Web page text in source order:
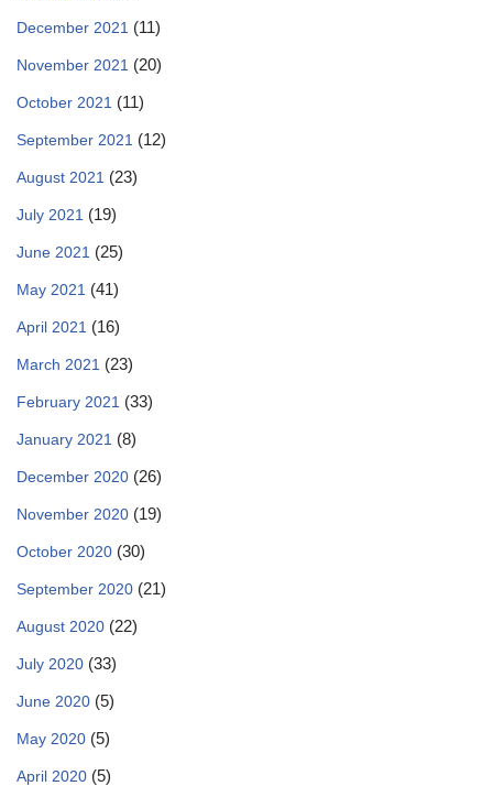
December 2021 (11)
November 2021 (20)
October 2021 (11)
September 2021 (12)
August 2021 (23)
July 2021 (19)
June 2021 (25)
May 2021 (41)
April 2021 (16)
March 2021 (23)
February 2021 (33)
January 2021 (8)
December 2020 (26)
November 2020 (19)
October 2020 (30)
September 2020 (21)
August 2020 (22)
July 2020 (33)
June 2020 (5)
May 2020 (5)
April 2020 (5)